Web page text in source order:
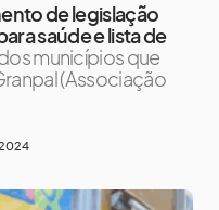
de legislação
saúde e lista de
municípios que
(Associação